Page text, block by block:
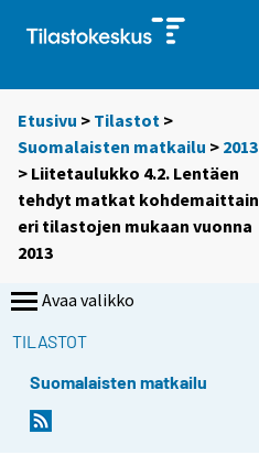
Etusivu > Tilastot >
Suomalaisten matkailu > 2013
> Liitetaulukko 4.2. Lentäen
tehdyt matkat kohdemaittain
eri tilastojen mukaan vuonna
2013
Avaa valikko
TILASTOT
Suomalaisten matkailu